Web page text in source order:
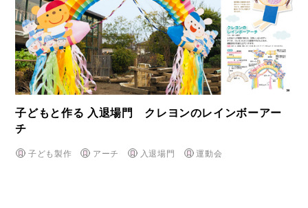
子どもと作る 入退場門 クレヨンのレインボーアー
チ
子ども製作 アーチ 入退場門 運動会